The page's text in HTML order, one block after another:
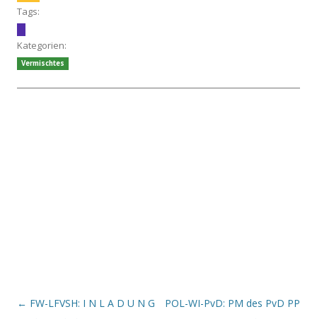
Tags:
Kategorien:
Vermischtes
Beitrags-Navigation
← FW-LFVSH: I N L A D U N G
POL-WI-PvD: PM des PvD PP